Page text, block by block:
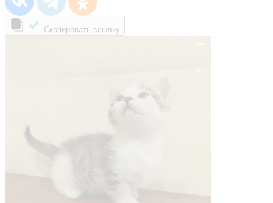
Скопировать ссылку